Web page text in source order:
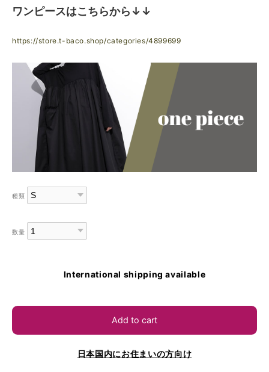
ワンピースはこちらから↓↓
https://store.t-baco.shop/categories/4899699
種類
数量
International shipping available
Add to cart
日本国内にお住まいの方向け